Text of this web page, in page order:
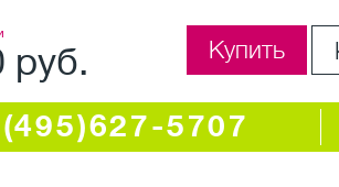
руб. Купить
5707